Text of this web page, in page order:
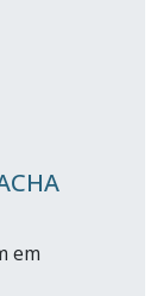
em